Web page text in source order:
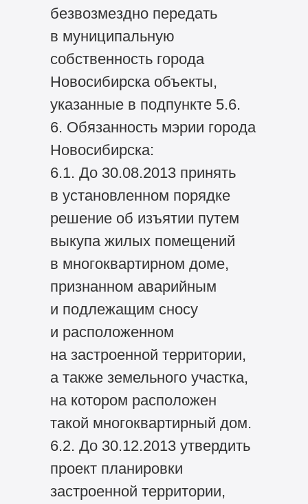
безвозмездно передать
в муниципальную
собственность города
Новосибирска объекты,
указанные в подпункте 5.6.
6. Обязанность мэрии города
Новосибирска:
6.1. До 30.08.2013 принять
в установленном порядке
решение об изъятии путем
выкупа жилых помещений
в многоквартирном доме,
признанном аварийным
и подлежащим сносу
и расположенном
на застроенной территории,
а также земельного участка,
на котором расположен
такой многоквартирный дом.
6.2. До 30.12.2013 утвердить
проект планировки
застроенной территории,